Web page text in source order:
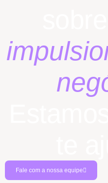
Fale com a nossa equipe